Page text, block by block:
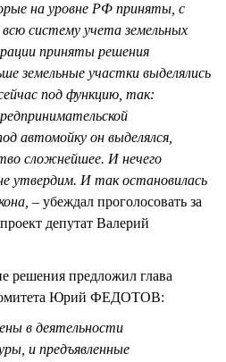
на уровне РФ приняты, с
систему учета земельных
приняты решения
земельные участки выделялись
под функцию, так:
автомойку он выделялся,
сложнейшее. И нечего
утвердим. И так остановилась
– убеждал проголосовать за
депутат Валерий
решения предложил глава
Юрий ФЕДОТОВ:
в деятельности
и предъявленные